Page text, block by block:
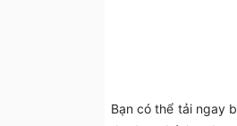
Bạn có thể tải ngay